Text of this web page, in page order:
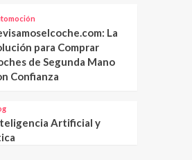
La
para Comprar
de Segunda Mano
Confianza
Artificial y